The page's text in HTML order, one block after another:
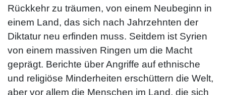
Rückkehr zu träumen, von einem Neubeginn in
einem Land, das sich nach Jahrzehnten der
Diktatur neu erfinden muss. Seitdem ist Syrien
von einem massiven Ringen um die Macht
geprägt. Berichte über Angriffe auf ethnische
und religiöse Minderheiten erschüttern die Welt,
aber vor allem die Menschen im Land, die sich